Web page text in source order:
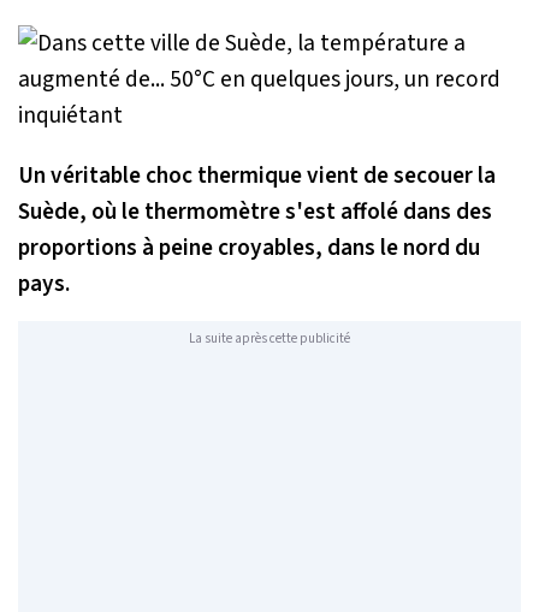
Un véritable choc thermique vient de secouer la
Suède, où le thermomètre s'est affolé dans des
proportions à peine croyables, dans le nord du
pays.
La suite après cette publicité